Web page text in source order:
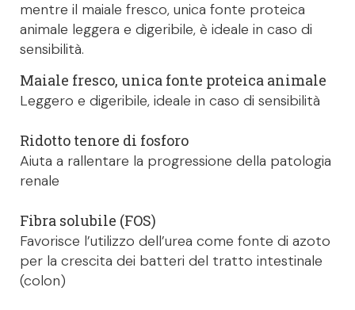
mentre il maiale fresco, unica fonte proteica
animale leggera e digeribile, è ideale in caso di
sensibilità.
Maiale fresco, unica fonte proteica animale
Leggero e digeribile, ideale in caso di sensibilità
Ridotto tenore di fosforo
Aiuta a rallentare la progressione della patologia
renale
Fibra solubile (FOS)
Favorisce l’utilizzo dell’urea come fonte di azoto
per la crescita dei batteri del tratto intestinale
(colon)